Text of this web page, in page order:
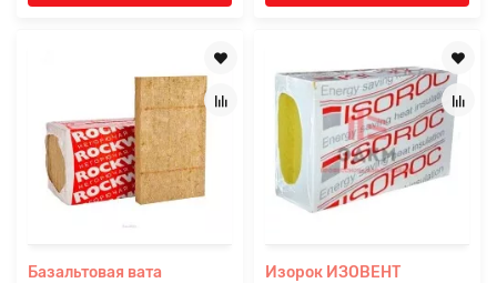
Базальтовая вата
Изорок ИЗОВЕНТ